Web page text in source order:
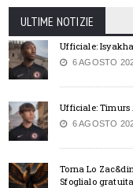
ULTIME NOTIZIE
Ufficiale:
6 AGOSTO
Ufficiale: Timurs
6 AGOSTO
Torna Lo
Sfoglialo